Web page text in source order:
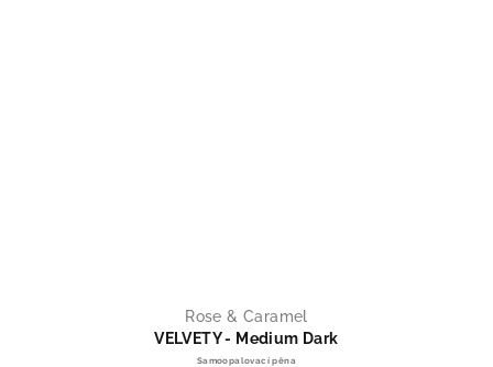
Rose & Caramel
VELVETY - Medium Dark
Samoopalovací pěna